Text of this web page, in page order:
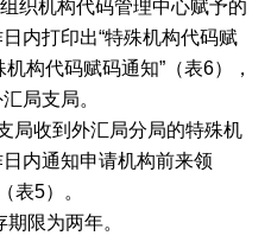
织机构代码管理中心赋予的
内打印出“特殊机构代码赋
构代码赋码通知”（表6），
局支局。
局收到外汇局分局的特殊机
内通知申请机构前来领
表5）。
限为两年。